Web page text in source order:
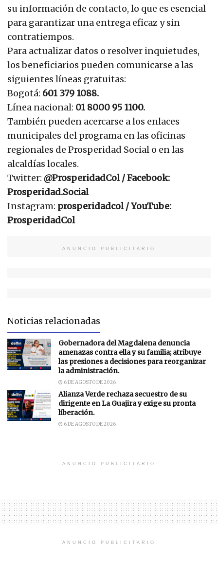
su información de contacto, lo que es esencial
para garantizar una entrega eficaz y sin
contratiempos.
Para actualizar datos o resolver inquietudes,
los beneficiarios pueden comunicarse a las
siguientes líneas gratuitas:
Bogotá: 601 379 1088.
Línea nacional: 01 8000 95 1100.
También pueden acercarse a los enlaces
municipales del programa en las oficinas
regionales de Prosperidad Social o en las
alcaldías locales.
Twitter: @ProsperidadCol / Facebook:
Prosperidad.Social
Instagram: prosperidadcol / YouTube:
ProsperidadCol
ANUNCIO PUBLICITARIO
Noticias relacionadas
Gobernadora del Magdalena denuncia
amenazas contra ella y su familia; atribuye
las presiones a decisiones para reorganizar
la administración.
6 DE AGOSTO DE 2026
Alianza Verde rechaza secuestro de su
dirigente en La Guajira y exige su pronta
liberación.
6 DE AGOSTO DE 2026
ANUNCIO PUBLICITARIO
ANUNCIO PUBLICITARIO